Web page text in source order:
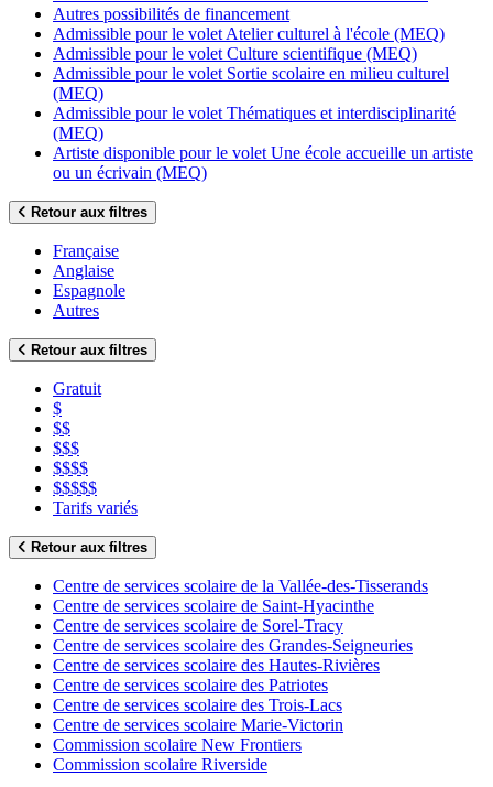
Autres possibilités de financement
Admissible pour le volet Atelier culturel à l'école (MEQ)
Admissible pour le volet Culture scientifique (MEQ)
Admissible pour le volet Sortie scolaire en milieu culturel
(MEQ)
Admissible pour le volet Thématiques et interdisciplinarité
(MEQ)
Artiste disponible pour le volet Une école accueille un artiste
ou un écrivain (MEQ)
Retour aux filtres
Française
Anglaise
Espagnole
Autres
Retour aux filtres
Gratuit
$
$$
$$$
$$$$
$$$$$
Tarifs variés
Retour aux filtres
Centre de services scolaire de la Vallée-des-Tisserands
Centre de services scolaire de Saint-Hyacinthe
Centre de services scolaire de Sorel-Tracy
Centre de services scolaire des Grandes-Seigneuries
Centre de services scolaire des Hautes-Rivières
Centre de services scolaire des Patriotes
Centre de services scolaire des Trois-Lacs
Centre de services scolaire Marie-Victorin
Commission scolaire New Frontiers
Commission scolaire Riverside